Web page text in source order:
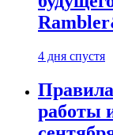
4 дня спустя
работы